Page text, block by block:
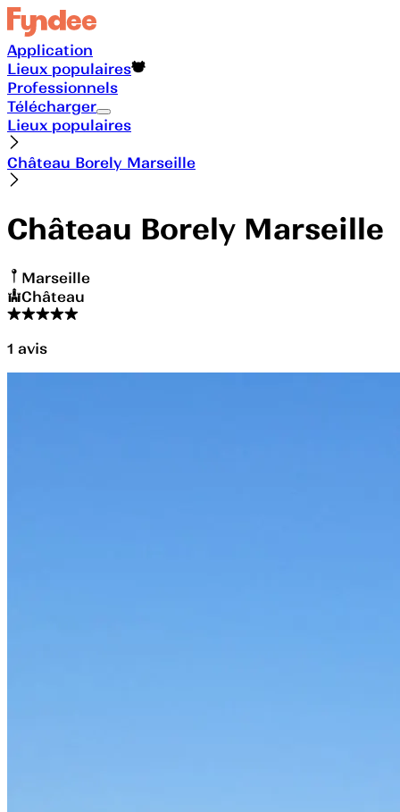
Application
Lieux populaires
Professionnels
Télécharger
Lieux populaires
Château Borely Marseille
Château Borely Marseille
Marseille
Château
1 avis